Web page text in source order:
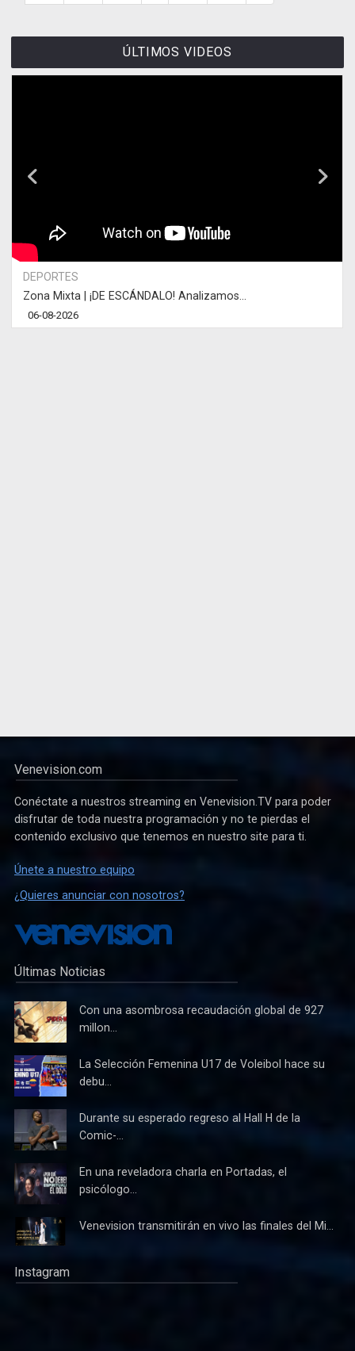
ÚLTIMOS VIDEOS
DEPORTES
Zona Mixta | ¡DE ESCÁNDALO! Analizamos...
06-08-2026
Venevision.com
Conéctate a nuestros streaming en Venevision.TV para poder
disfrutar de toda nuestra programación y no te pierdas el
contenido exclusivo que tenemos en nuestro site para ti.
Únete a nuestro equipo
¿Quieres anunciar con nosotros?
Últimas Noticias
Con una asombrosa recaudación global de 927
millon...
La Selección Femenina U17 de Voleibol hace su
debu...
Durante su esperado regreso al Hall H de la
Comic-...
En una reveladora charla en Portadas, el
psicólogo...
Venevision transmitirán en vivo las finales del Mi...
Instagram